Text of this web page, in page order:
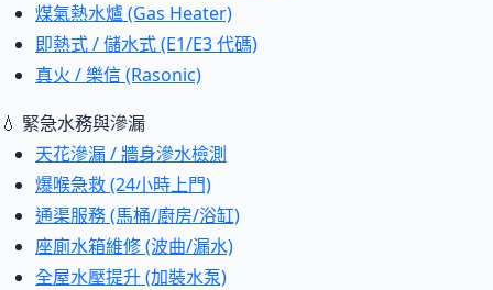
煤氣熱水爐 (Gas Heater)
即熱式 / 儲水式 (E1/E3 代碼)
真火 / 樂信 (Rasonic)
💧 緊急水務與滲漏
天花滲漏 / 牆身滲水檢測
爆喉急救 (24小時上門)
通渠服務 (馬桶/廚房/浴缸)
座廁水箱維修 (波曲/漏水)
全屋水壓提升 (加裝水泵)